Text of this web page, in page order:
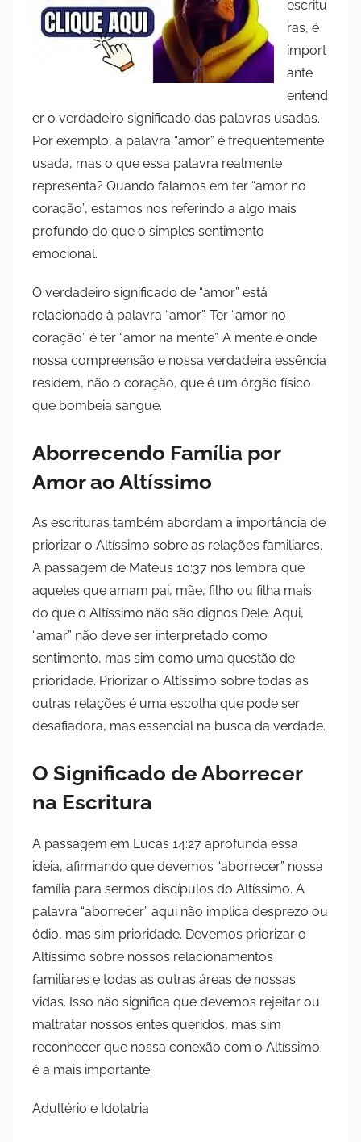
escritu
ras, é
import
ante
entend
er o verdadeiro significado das palavras usadas.
Por exemplo, a palavra “amor” é frequentemente
usada, mas o que essa palavra realmente
representa? Quando falamos em ter “amor no
coração”, estamos nos referindo a algo mais
profundo do que o simples sentimento
emocional.
O verdadeiro significado de “amor” está
relacionado à palavra “amor”. Ter “amor no
coração” é ter “amor na mente”. A mente é onde
nossa compreensão e nossa verdadeira essência
residem, não o coração, que é um órgão físico
que bombeia sangue.
Aborrecendo Família por
Amor ao Altíssimo
As escrituras também abordam a importância de
priorizar o Altíssimo sobre as relações familiares.
A passagem de Mateus 10:37 nos lembra que
aqueles que amam pai, mãe, filho ou filha mais
do que o Altíssimo não são dignos Dele. Aqui,
“amar” não deve ser interpretado como
sentimento, mas sim como uma questão de
prioridade. Priorizar o Altíssimo sobre todas as
outras relações é uma escolha que pode ser
desafiadora, mas essencial na busca da verdade.
O Significado de Aborrecer
na Escritura
A passagem em Lucas 14:27 aprofunda essa
ideia, afirmando que devemos “aborrecer” nossa
família para sermos discípulos do Altíssimo. A
palavra “aborrecer” aqui não implica desprezo ou
ódio, mas sim prioridade. Devemos priorizar o
Altíssimo sobre nossos relacionamentos
familiares e todas as outras áreas de nossas
vidas. Isso não significa que devemos rejeitar ou
maltratar nossos entes queridos, mas sim
reconhecer que nossa conexão com o Altíssimo
é a mais importante.
Adultério e Idolatria